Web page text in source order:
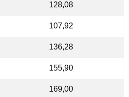
128,08
107,92
136,28
155,90
169,00